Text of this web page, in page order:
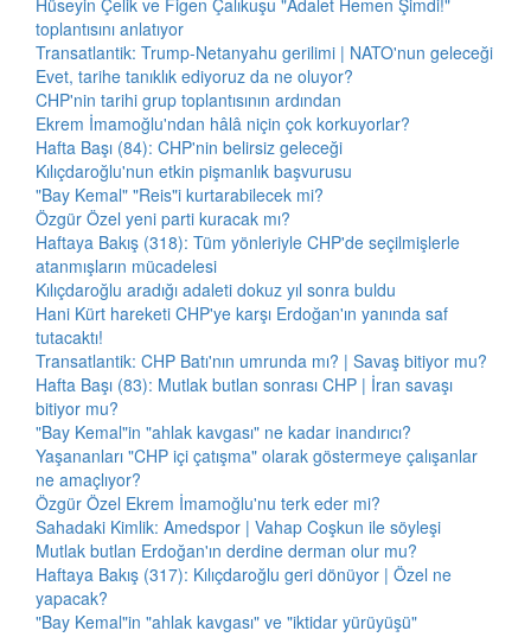
Hüseyin Çelik ve Figen Çalıkuşu "Adalet Hemen Şimdi!"
toplantısını anlatıyor
Transatlantik: Trump-Netanyahu gerilimi | NATO'nun geleceği
Evet, tarihe tanıklık ediyoruz da ne oluyor?
CHP'nin tarihi grup toplantısının ardından
Ekrem İmamoğlu'ndan hâlâ niçin çok korkuyorlar?
Hafta Başı (84): CHP'nin belirsiz geleceği
Kılıçdaroğlu'nun etkin pişmanlık başvurusu
"Bay Kemal" "Reis"i kurtarabilecek mi?
Özgür Özel yeni parti kuracak mı?
Haftaya Bakış (318): Tüm yönleriyle CHP'de seçilmişlerle
atanmışların mücadelesi
Kılıçdaroğlu aradığı adaleti dokuz yıl sonra buldu
Hani Kürt hareketi CHP'ye karşı Erdoğan'ın yanında saf
tutacaktı!
Transatlantik: CHP Batı'nın umrunda mı? | Savaş bitiyor mu?
Hafta Başı (83): Mutlak butlan sonrası CHP | İran savaşı
bitiyor mu?
"Bay Kemal"in "ahlak kavgası" ne kadar inandırıcı?
Yaşananları "CHP içi çatışma" olarak göstermeye çalışanlar
ne amaçlıyor?
Özgür Özel Ekrem İmamoğlu'nu terk eder mi?
Sahadaki Kimlik: Amedspor | Vahap Coşkun ile söyleşi
Mutlak butlan Erdoğan'ın derdine derman olur mu?
Haftaya Bakış (317): Kılıçdaroğlu geri dönüyor | Özel ne
yapacak?
"Bay Kemal"in "ahlak kavgası" ve "iktidar yürüyüşü"